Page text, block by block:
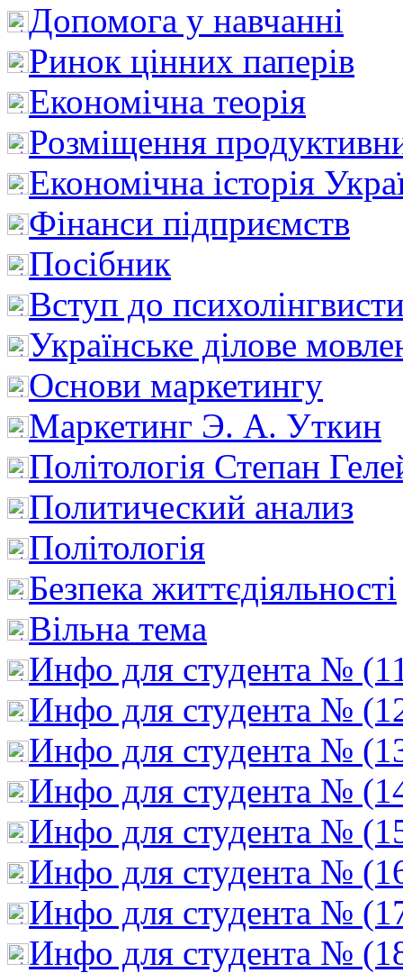
Допомога у навчанні
Ринок цінних паперів
Економічна теорія
Розміщення
Економічна історія
Фінанси підприємств
Посібник
Вступ до
Українське ділове
Основи маркетингу
Маркетинг Э. А. Уткин
Політологія Степан
Политический анализ
Політологія
Безпека життєдіяльності
Вільна тема
Инфо для студента №
Инфо для студента №
Инфо для студента №
Инфо для студента №
Инфо для студента №
Инфо для студента №
Инфо для студента №
Инфо для студента №